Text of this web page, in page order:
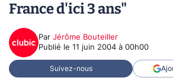
France d'ici 3 ans"
Par Jérôme Bouteiller
Publié le 11 juin 2004 à 00h00
Suivez-nous